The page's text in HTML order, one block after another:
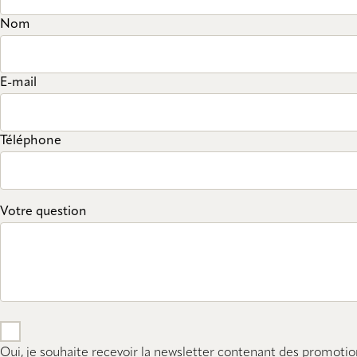
Nom
E-mail
Téléphone
Votre question
Oui, je souhaite recevoir la newsletter contenant des